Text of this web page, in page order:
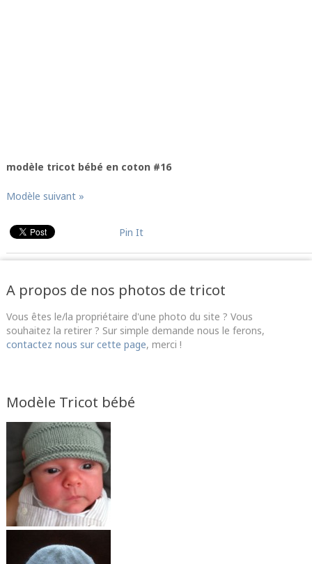
modèle tricot bébé en coton #16
Modèle suivant »
Pin It
A propos de nos photos de tricot
Vous êtes le/la propriétaire d'une photo du site ? Vous
souhaitez la retirer ? Sur simple demande nous le ferons,
contactez nous sur cette page, merci !
Modèle Tricot bébé